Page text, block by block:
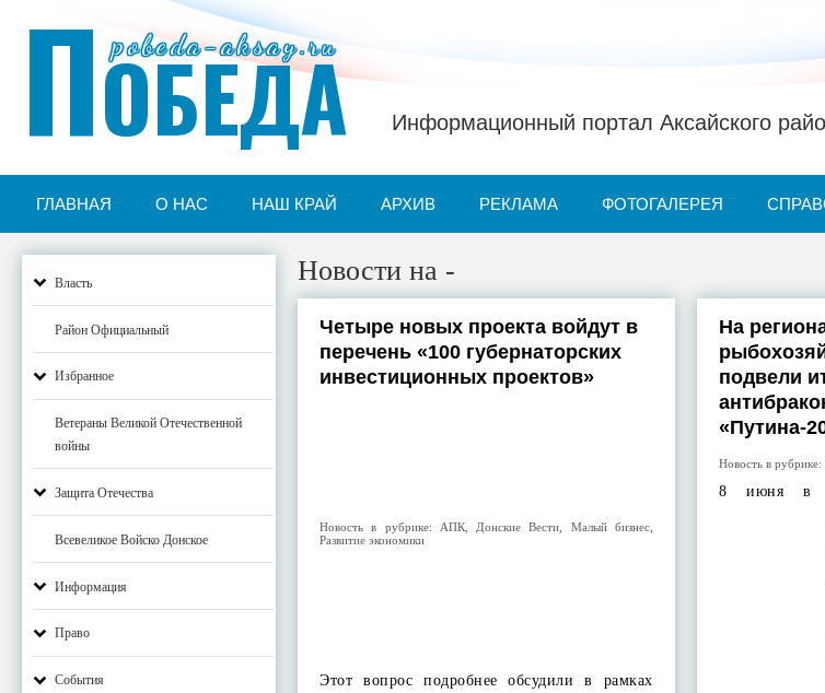
pobeda-aksay.ru
ПОБЕДА Информационный портал Аксайского
ГЛАВНАЯ О НАС НАШ КРАЙ АРХИВ РЕКЛАМА ФОТОГАЛЕРЕЯ
Власть
Район Официальный
Избранное
Ветераны Великой Отечественной
войны
Защита Отечества
Всевеликое Войско Донское
Информация
Право
События
Новости на -
Четыре новых проекта войдут в
перечень «100 губернаторских
инвестиционных проектов»
Новость в рубрике: АПК, Донские Вести Малый бизнес,
Развитие экономики
Этот вопрос подробнее обсудили в рамках
На
подвели
«Путина-
Новость в рубрике:
8 июня в